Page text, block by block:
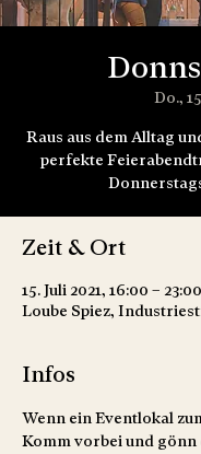
Do.,
Raus aus dem Alltag
perfekte
Zeit & Ort
15. Juli 2021, 16:00 – 23:00
Loube Spiez,
Infos
Wenn ein Eventlokal
Komm vorbei und